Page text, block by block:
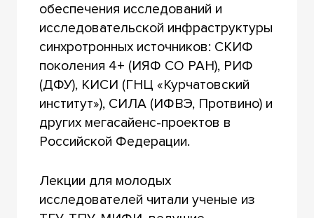
обеспечения исследований и
исследовательской инфраструктуры
синхротронных источников: СКИФ
поколения 4+ (ИЯФ СО РАН), РИФ
(ДФУ), КИСИ (ГНЦ «Курчатовский
институт»), СИЛА (ИФВЭ, Протвино) и
других мегасайенс-проектов в
Российской Федерации.
Лекции для молодых
исследователей читали ученые из